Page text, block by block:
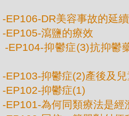
-EP106-DR美容事故的延
-EP105-瀉鹽的療效
-EP104-抑鬱症(3)抗抑鬱
-EP103-抑鬱症(2)產後及
-EP102-抑鬱症(1)
-EP101-為何同類療法是